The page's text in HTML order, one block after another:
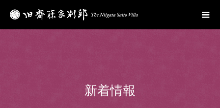
新着情報